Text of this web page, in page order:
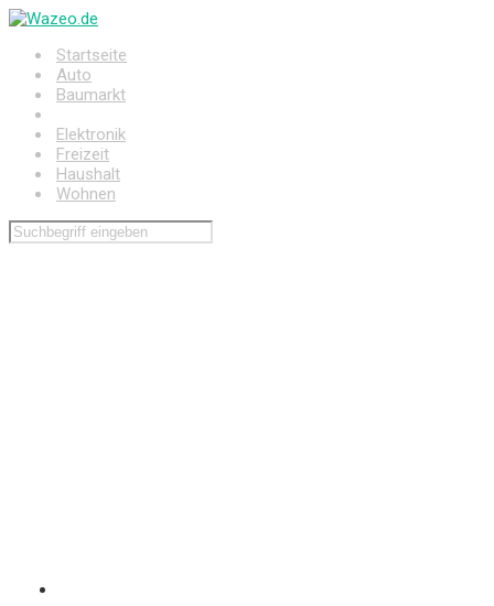
Zum
springenStartseite
Auto
Baumarkt
Elektronik
Freizeit
Haushalt
Wohnen